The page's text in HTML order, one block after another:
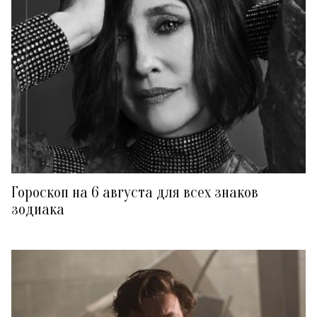
Гороскоп на 6 августа для всех знаков
зодиака